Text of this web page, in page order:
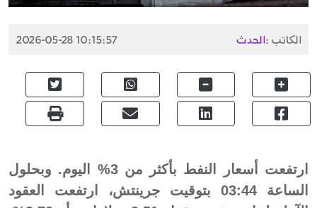
الكاتب :الحدث 2026-05-28 10:15:57
ارتفعت أسعار النفط بأكثر من 3% اليوم. وبحلول
الساعة 03:44 بتوقيت جرينتش، ارتفعت العقود